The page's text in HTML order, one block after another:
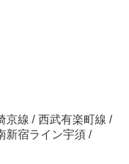
京線 / 西武有楽町線 /
新宿ライン宇須 /